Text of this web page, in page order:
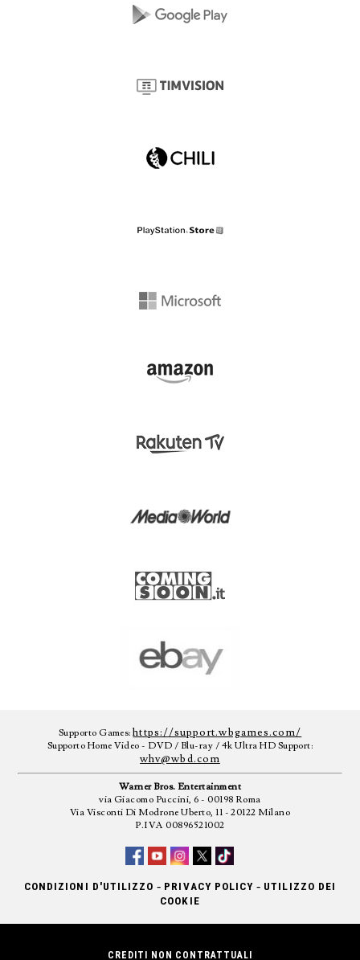
Supporto Games:https://support.wbgames.com/
Supporto Home Video - DVD / Blu-ray / 4k Ultra HD Support:
whv@wbd.com
Warner Bros. Entertainment
via Giacomo Puccini, 6 - 00198 Roma
Via Visconti Di Modrone Uberto, 11 - 20122 Milano
P.IVA 00896521002
CONDIZIONI D'UTILIZZO - PRIVACY POLICY - UTILIZZO DEI
COOKIE
CREDITI NON CONTRATTUALI